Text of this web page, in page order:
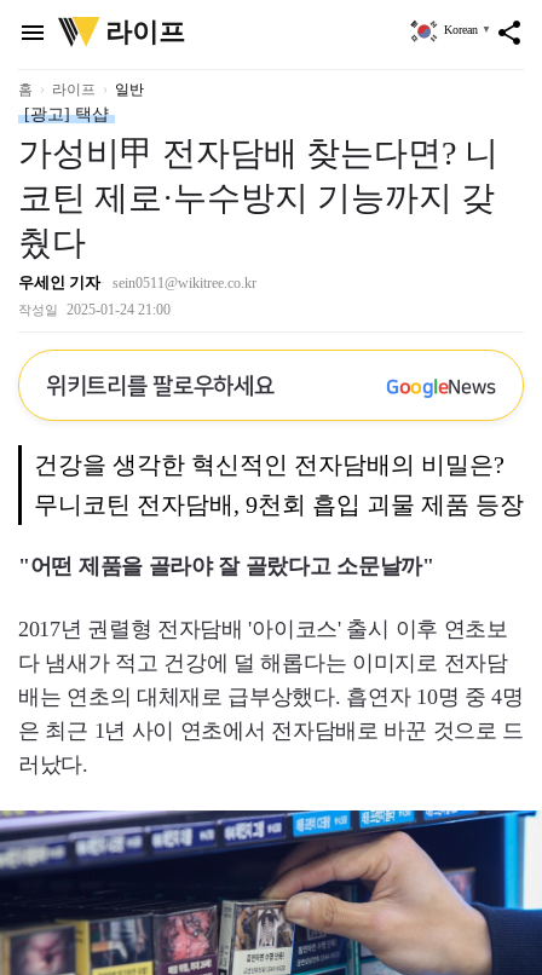
menu
위
키
리
라이프 share
Korean ▼
홈 라이프 일반
[광고] 택샵
가성비甲 전자담배 찾는다면? 니
코틴 제로·누수방지 기능까지 갖
췄다
우세인 기자 sein0511@wikitree.co.kr
작성일 2025-01-24 21:00
위키트리를 팔로우하세요 GoogleNews
건강을 생각한 혁신적인 전자담배의 비밀은?
무니코틴 전자담배, 9천회 흡입 괴물 제품 등장
"어떤 제품을 골라야 잘 골랐다고 소문날까"
2017년 권렬형 전자담배 '아이코스' 출시 이후 연초보
다 냄새가 적고 건강에 덜 해롭다는 이미지로 전자담
배는 연초의 대체재로 급부상했다. 흡연자 10명 중 4명
은 최근 1년 사이 연초에서 전자담배로 바꾼 것으로 드
러났다.